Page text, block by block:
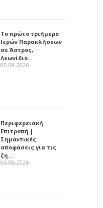
Το πρώτο τριήμερο
Ιερών Παρακλήσεων
σε Άστρος,
Λεωνίδιο…
05-08-2026
Περιφερειακή
Επιτροπή |
Σημαντικές
αποφάσεις για τις
ζη…
05-08-2026